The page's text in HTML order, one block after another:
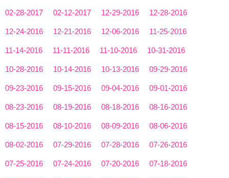
02-28-2017 02-12-2017 12-29-2016 12-28-2016
12-24-2016 12-21-2016 12-06-2016 11-25-2016
11-14-2016 11-11-2016 11-10-2016 10-31-2016
10-28-2016 10-14-2016 10-13-2016 09-29-2016
09-23-2016 09-15-2016 09-04-2016 09-01-2016
08-23-2016 08-19-2016 08-18-2016 08-16-2016
08-15-2016 08-10-2016 08-09-2016 08-06-2016
08-02-2016 07-29-2016 07-28-2016 07-26-2016
07-25-2016 07-24-2016 07-20-2016 07-18-2016